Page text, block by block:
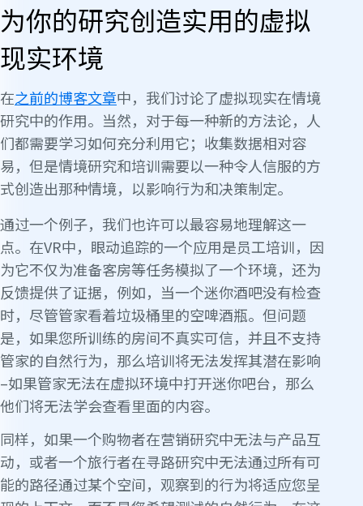
为你的研究创造实用的虚拟
现实环境
在之前的博客文章中，我们讨论了虚拟现实在情境
研究中的作用。当然，对于每一种新的方法论，人
们都需要学习如何充分利用它；收集数据相对容
易，但是情境研究和培训需要以一种令人信服的方
式创造出那种情境，以影响行为和决策制定。
通过一个例子，我们也许可以最容易地理解这一
点。在VR中，眼动追踪的一个应用是员工培训，因
为它不仅为准备客房等任务模拟了一个环境，还为
反馈提供了证据，例如，当一个迷你酒吧没有检查
时，尽管管家看着垃圾桶里的空啤酒瓶。但问题
是，如果您所训练的房间不真实可信，并且不支持
管家的自然行为，那么培训将无法发挥其潜在影响
–如果管家无法在虚拟环境中打开迷你吧台，那么
他们将无法学会查看里面的内容。
同样，如果一个购物者在营销研究中无法与产品互
动，或者一个旅行者在寻路研究中无法通过所有可
能的路径通过某个空间，观察到的行为将适应您呈